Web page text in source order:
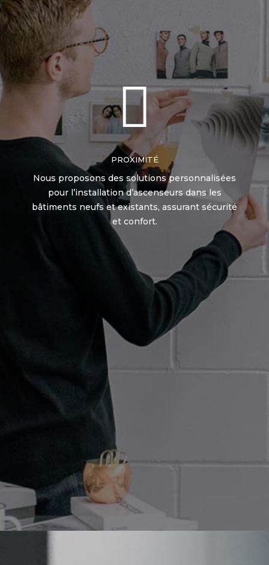

PROXIMITÉ
Nous proposons des solutions personnalisées
pour l’installation d’ascenseurs dans les
bâtiments neufs et existants, assurant sécurité
et confort.